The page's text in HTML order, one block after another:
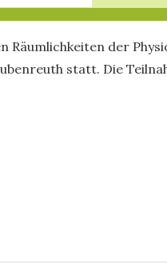
Räumlichkeiten der
statt. Die